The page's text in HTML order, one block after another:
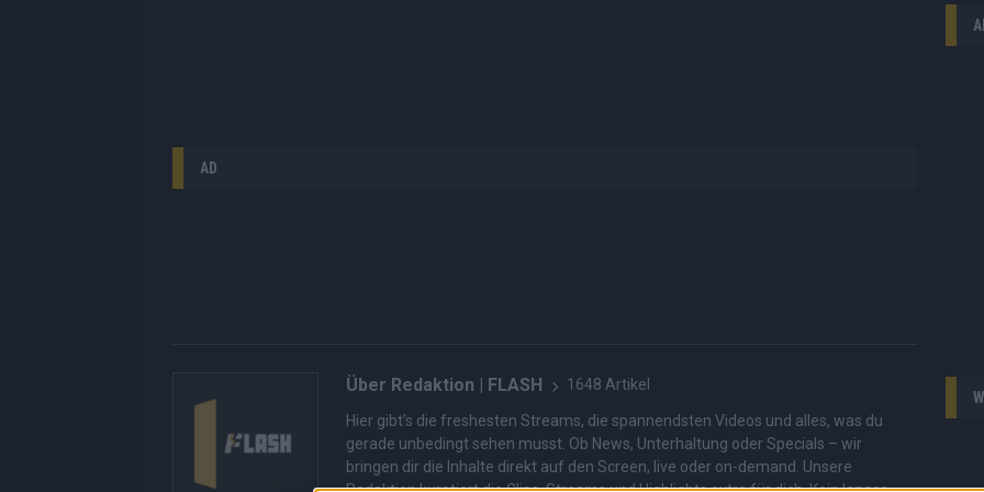
AD
Über Redaktion | FLASH 1648 Artikel
Hier gibt’s die freshesten Streams, die spannendsten Videos und alles, was du
gerade unbedingt sehen musst. Ob News, Unterhaltung oder Specials – wir
bringen dir die Inhalte direkt auf den Screen, live oder on-demand. Unsere